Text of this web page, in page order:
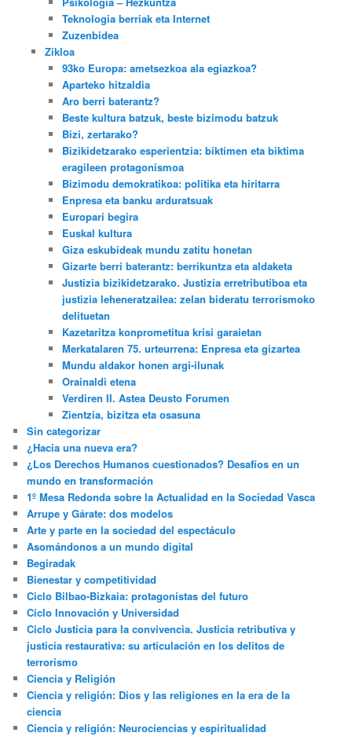
Teknologia berriak eta Internet
Zuzenbidea
Zikloa
93ko Europa: ametsezkoa ala egiazkoa?
Aparteko hitzaldia
Aro berri baterantz?
Beste kultura batzuk, beste bizimodu batzuk
Bizi, zertarako?
Bizikidetzarako esperientzia: biktimen eta biktima
eragileen protagonismoa
Bizimodu demokratikoa: politika eta hiritarra
Enpresa eta banku arduratsuak
Europari begira
Euskal kultura
Giza eskubideak mundu zatitu honetan
Gizarte berri baterantz: berrikuntza eta aldaketa
Justizia bizikidetzarako. Justizia erretributiboa eta
justizia leheneratzailea: zelan bideratu terrorismoko
delituetan
Kazetaritza konprometitua krisi garaietan
Merkatalaren 75. urteurrena: Enpresa eta gizartea
Mundu aldakor honen argi-ilunak
Orainaldi etena
Verdiren II. Astea Deusto Forumen
Zientzia, bizitza eta osasuna
Sin categorizar
¿Hacia una nueva era?
¿Los Derechos Humanos cuestionados? Desafíos en un
mundo en transformación
1º Mesa Redonda sobre la Actualidad en la Sociedad Vasca
Arrupe y Gárate: dos modelos
Arte y parte en la sociedad del espectáculo
Asomándonos a un mundo digital
Begiradak
Bienestar y competitividad
Ciclo Bilbao-Bizkaia: protagonistas del futuro
Ciclo Innovación y Universidad
Ciclo Justicia para la convivencia. Justicia retributiva y
justicia restaurativa: su articulación en los delitos de
terrorismo
Ciencia y Religión
Ciencia y religión: Dios y las religiones en la era de la
ciencia
Ciencia y religión: Neurociencias y espiritualidad